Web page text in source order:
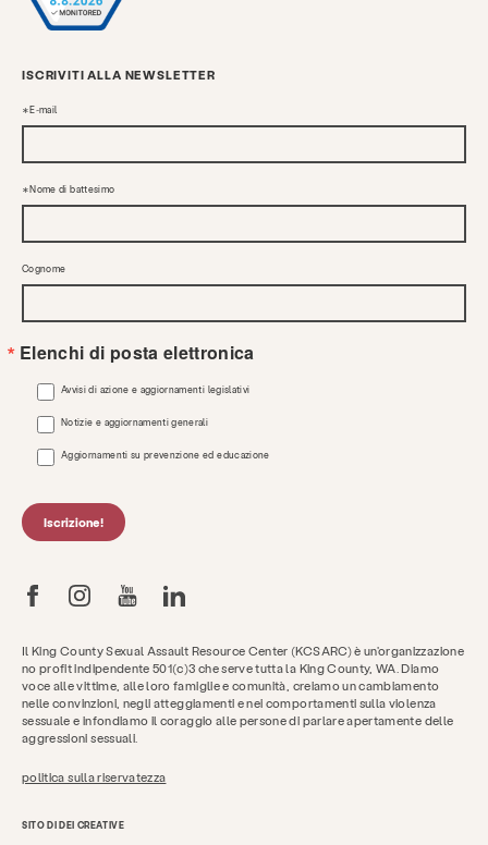
Il King County Sexual Assault Resource Center (KCSARC) è un'organizzazione
no profit indipendente 501(c)3 che serve tutta la King County, WA. Diamo
voce alle vittime, alle loro famiglie e comunità, creiamo un cambiamento
nelle convinzioni, negli atteggiamenti e nei comportamenti sulla violenza
sessuale e infondiamo il coraggio alle persone di parlare apertamente delle
aggressioni sessuali.
politica sulla riservatezza
SITO DI DEI CREATIVE
ISCRIVITI ALLA NEWSLETTER
E-mail
Nome di battesimo
Cognome
Elenchi di posta elettronica
Avvisi di azione e aggiornamenti legislativi
Notizie e aggiornamenti generali
Aggiornamenti su prevenzione ed educazione
Iscrizione!